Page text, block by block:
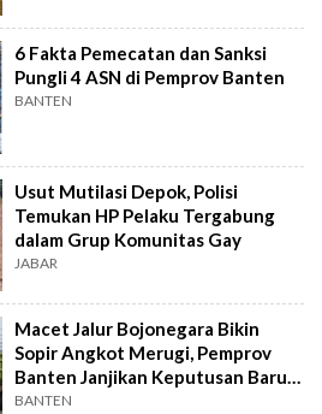
6 Fakta Pemecatan dan Sanksi
Pungli 4 ASN di Pemprov Banten
BANTEN
Usut Mutilasi Depok, Polisi
Temukan HP Pelaku Tergabung
dalam Grup Komunitas Gay
JABAR
Macet Jalur Bojonegara Bikin
Sopir Angkot Merugi, Pemprov
Banten Janjikan Keputusan Baru 4
Hari Lagi
BANTEN